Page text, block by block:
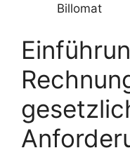
Billomat